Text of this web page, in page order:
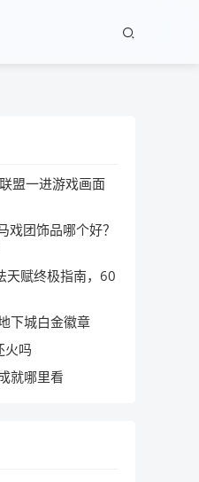
盟一进游戏画面
戏团饰品哪个好？
天赋终极指南，60
下城白金徽章
火吗
就哪里看